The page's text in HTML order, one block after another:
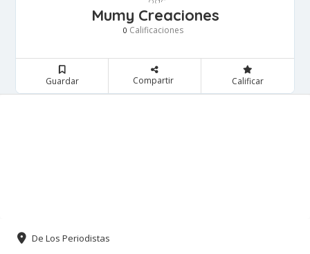
Mumy Creaciones
0 Calificaciones
Guardar Compartir Calificar
De Los Periodistas